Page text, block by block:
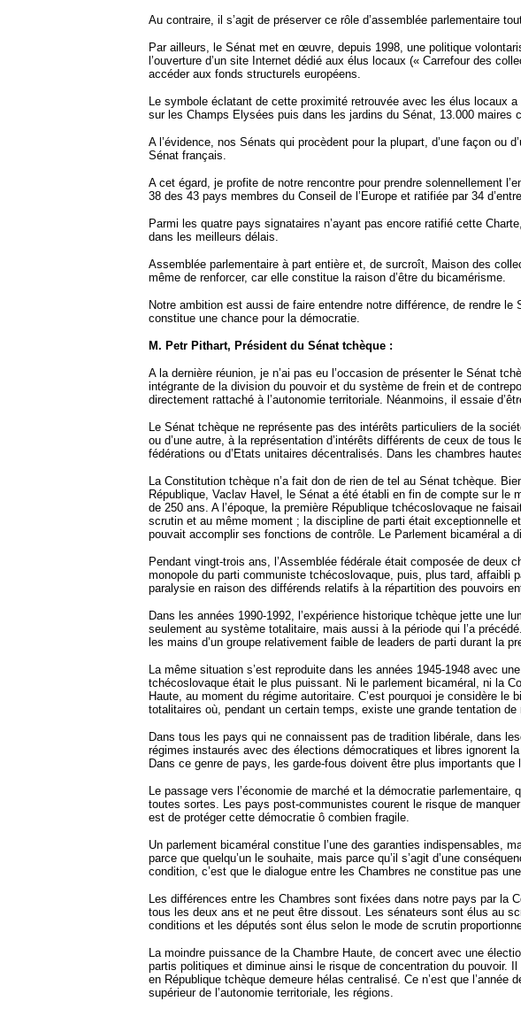
Au contraire, il s’agit de préserver ce rôle d’assemblée parlementaire
Par ailleurs, le Sénat met en œuvre, depuis 1998, une politique
l’ouverture d’un site Internet dédié aux élus locaux (« Carrefour des
accéder aux fonds structurels européens.
Le symbole éclatant de cette proximité retrouvée avec les élus locaux
sur les Champs Elysées puis dans les jardins du Sénat, 13.000 maires
A l’évidence, nos Sénats qui procèdent pour la plupart, d’une façon
Sénat français.
A cet égard, je profite de notre rencontre pour prendre solennellement
38 des 43 pays membres du Conseil de l’Europe et ratifiée par 34
Parmi les quatre pays signataires n’ayant pas encore ratifié cette
dans les meilleurs délais.
Assemblée parlementaire à part entière et, de surcroît, Maison des
même de renforcer, car elle constitue la raison d’être du bicamérisme.
Notre ambition est aussi de faire entendre notre différence, de rendre
constitue une chance pour la démocratie.
M. Petr Pithart, Président du Sénat tchèque :
A la dernière réunion, je n’ai pas eu l’occasion de présenter le Sénat
intégrante de la division du pouvoir et du système de frein et de
directement rattaché à l’autonomie territoriale. Néanmoins, il essaie
Le Sénat tchèque ne représente pas des intérêts particuliers de la
ou d’une autre, à la représentation d’intérêts différents de ceux de
fédérations ou d’Etats unitaires décentralisés. Dans les chambres
La Constitution tchèque n’a fait don de rien de tel au Sénat tchèque.
République, Vaclav Havel, le Sénat a été établi en fin de compte sur le
de 250 ans. A l’époque, la première République tchécoslovaque ne
scrutin et au même moment ; la discipline de parti était exceptionnelle
pouvait accomplir ses fonctions de contrôle. Le Parlement bicaméral a
Pendant vingt-trois ans, l’Assemblée fédérale était composée de deux
monopole du parti communiste tchécoslovaque, puis, plus tard, affaibli
paralysie en raison des différends relatifs à la répartition des pouvoirs
Dans les années 1990-1992, l’expérience historique tchèque jette
seulement au système totalitaire, mais aussi à la période qui l’a
les mains d’un groupe relativement faible de leaders de parti durant la
La même situation s’est reproduite dans les années 1945-1948 avec
tchécoslovaque était le plus puissant. Ni le parlement bicaméral, ni la
Haute, au moment du régime autoritaire. C’est pourquoi je considère
totalitaires où, pendant un certain temps, existe une grande tentation
Dans tous les pays qui ne connaissent pas de tradition libérale, dans
régimes instaurés avec des élections démocratiques et libres ignorent
Dans ce genre de pays, les garde-fous doivent être plus importants
Le passage vers l’économie de marché et la démocratie
toutes sortes. Les pays post-communistes courent le risque de
est de protéger cette démocratie ô combien fragile.
Un parlement bicaméral constitue l’une des garanties indispensables,
parce que quelqu’un le souhaite, mais parce qu’il s’agit d’une
condition, c’est que le dialogue entre les Chambres ne constitue pas
Les différences entre les Chambres sont fixées dans notre pays par la
tous les deux ans et ne peut être dissout. Les sénateurs sont élus au
conditions et les députés sont élus selon le mode de scrutin
La moindre puissance de la Chambre Haute, de concert avec une
partis politiques et diminue ainsi le risque de concentration du pouvoir.
en République tchèque demeure hélas centralisé. Ce n’est que
supérieur de l’autonomie territoriale, les régions.